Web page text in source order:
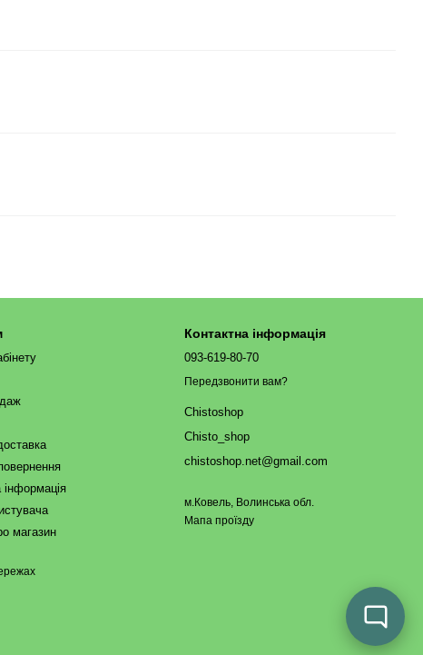
інформація
магазин
Контактна інформація
093-619-80-70
Передзвонити вам?
Chistoshop
Chisto_shop
chistoshop.net@gmail.com
м.Ковель, Волинська обл.
Мапа проїзду